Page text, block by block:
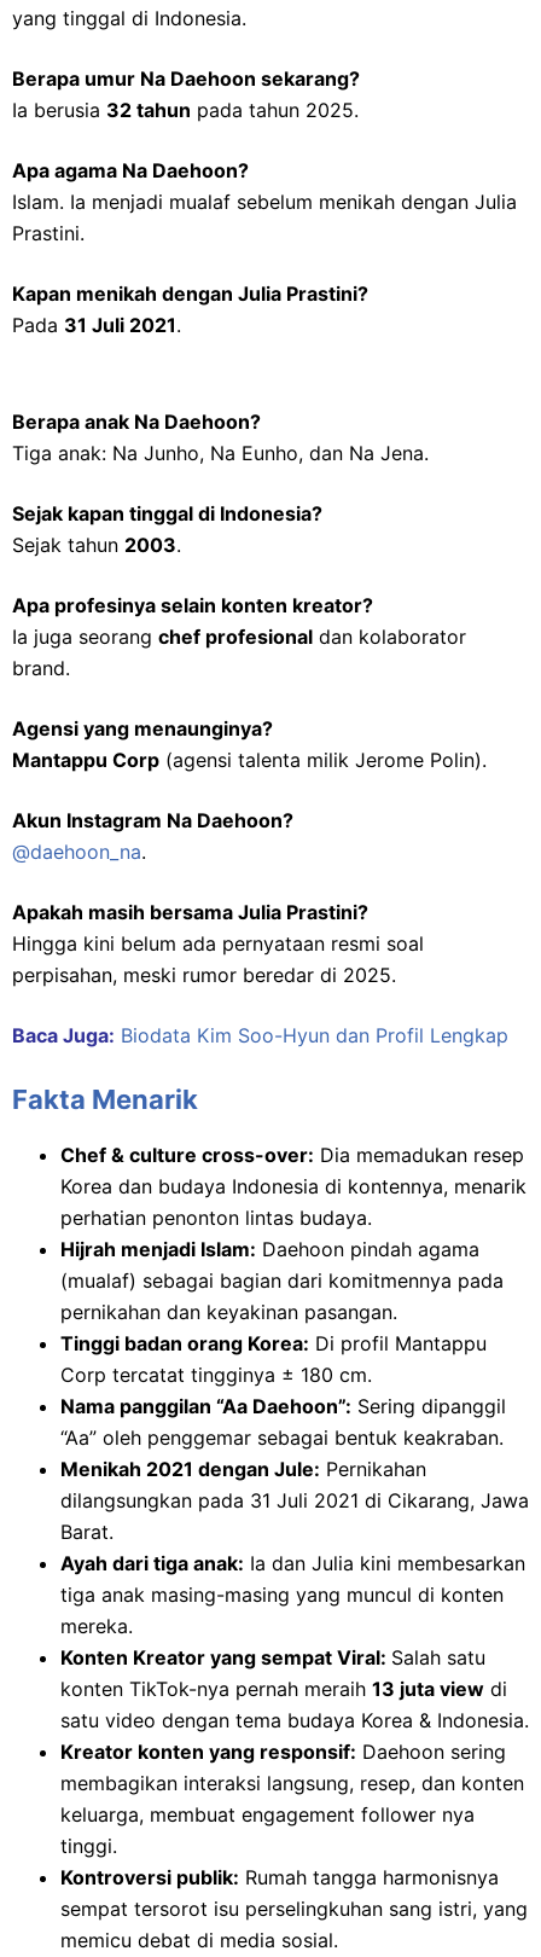
yang tinggal di Indonesia.
Berapa umur Na Daehoon sekarang?
Ia berusia 32 tahun pada tahun 2025.
Apa agama Na Daehoon?
Islam. Ia menjadi mualaf sebelum menikah dengan Julia
Prastini.
Kapan menikah dengan Julia Prastini?
Pada 31 Juli 2021.
Berapa anak Na Daehoon?
Tiga anak: Na Junho, Na Eunho, dan Na Jena.
Sejak kapan tinggal di Indonesia?
Sejak tahun 2003.
Apa profesinya selain konten kreator?
Ia juga seorang chef profesional dan kolaborator
brand.
Agensi yang menaunginya?
Mantappu Corp (agensi talenta milik Jerome Polin).
Akun Instagram Na Daehoon?
@daehoon_na.
Apakah masih bersama Julia Prastini?
Hingga kini belum ada pernyataan resmi soal
perpisahan, meski rumor beredar di 2025.
Baca Juga: Biodata Kim Soo-Hyun dan Profil Lengkap
Fakta Menarik
Chef & culture cross-over: Dia memadukan resep
Korea dan budaya Indonesia di kontennya, menarik
perhatian penonton lintas budaya.
Hijrah menjadi Islam: Daehoon pindah agama
(mualaf) sebagai bagian dari komitmennya pada
pernikahan dan keyakinan pasangan.
Tinggi badan orang Korea: Di profil Mantappu
Corp tercatat tingginya ± 180 cm.
Nama panggilan “Aa Daehoon”: Sering dipanggil
“Aa” oleh penggemar sebagai bentuk keakraban.
Menikah 2021 dengan Jule: Pernikahan
dilangsungkan pada 31 Juli 2021 di Cikarang, Jawa
Barat.
Ayah dari tiga anak: Ia dan Julia kini membesarkan
tiga anak masing-masing yang muncul di konten
mereka.
Konten Kreator yang sempat Viral: Salah satu
konten TikTok-nya pernah meraih 13 juta view di
satu video dengan tema budaya Korea & Indonesia.
Kreator konten yang responsif: Daehoon sering
membagikan interaksi langsung, resep, dan konten
keluarga, membuat engagement follower nya
tinggi.
Kontroversi publik: Rumah tangga harmonisnya
sempat tersorot isu perselingkuhan sang istri, yang
memicu debat di media sosial.